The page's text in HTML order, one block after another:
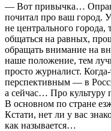
— Вот привычка…
почитал про ваш город.
не центрального
общаться на равных,
обращать внимание на
наше положение, тем
просто журналист.
перспективным — в
а сейчас… Про культуру
В основном по стране
Кстати, нет ли у вас
как называется…